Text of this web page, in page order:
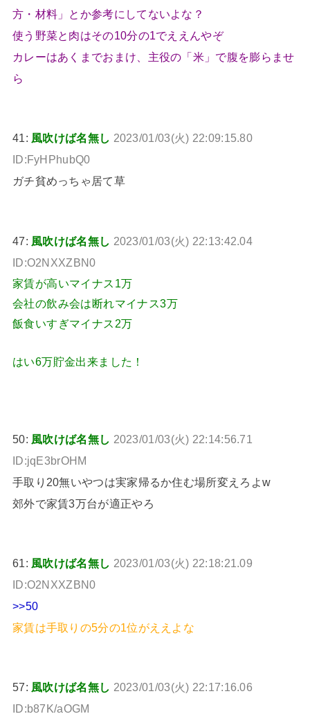
方・材料」とか参考にしてないよな？
使う野菜と肉はその10分の1でええんやぞ
カレーはあくまでおまけ、主役の「米」で腹を膨らませ
ら
41: 風吹けば名無し 2023/01/03(火) 22:09:15.80
ID:FyHPhubQ0
ガチ貧めっちゃ居て草
47: 風吹けば名無し 2023/01/03(火) 22:13:42.04
ID:O2NXXZBN0
家賃が高いマイナス1万
会社の飲み会は断れマイナス3万
飯食いすぎマイナス2万
はい6万貯金出来ました！
50: 風吹けば名無し 2023/01/03(火) 22:14:56.71
ID:jqE3brOHM
手取り20無いやつは実家帰るか住む場所変えろよw
郊外で家賃3万台が適正やろ
61: 風吹けば名無し 2023/01/03(火) 22:18:21.09
ID:O2NXXZBN0
>>50
家賃は手取りの5分の1位がええよな
57: 風吹けば名無し 2023/01/03(火) 22:17:16.06
ID:b87K/aOGM